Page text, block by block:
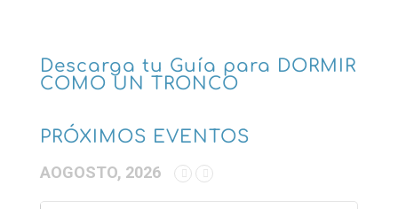
Descarga tu Guía para DORMIR
COMO UN TRONCO
PRÓXIMOS EVENTOS
AOGOSTO, 2026